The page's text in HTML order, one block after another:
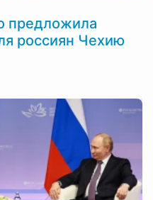
предложила
россиян Чехию